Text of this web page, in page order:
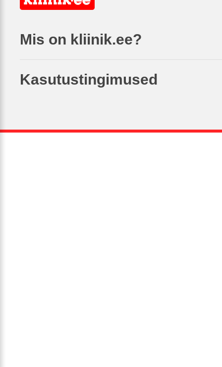
Mis on kliinik.ee?
Kasutustingimused